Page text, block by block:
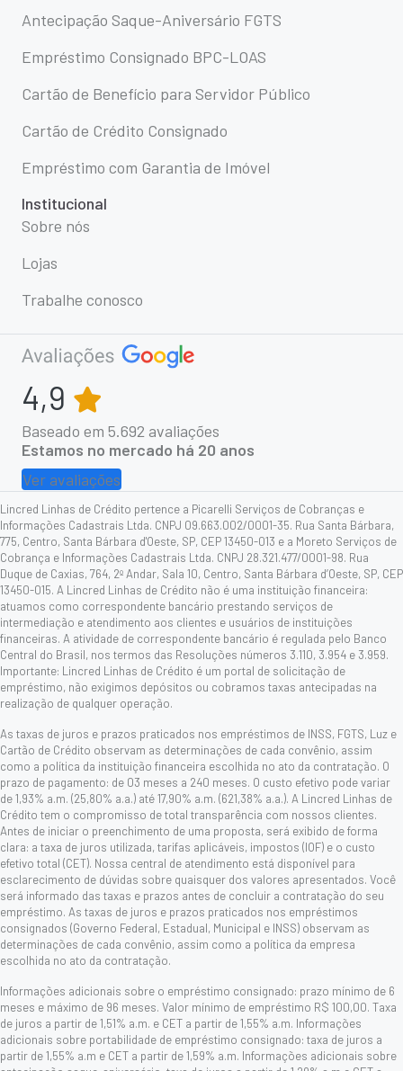
Antecipação Saque-Aniversário FGTS
Empréstimo Consignado BPC-LOAS
Cartão de Benefício para Servidor Público
Cartão de Crédito Consignado
Empréstimo com Garantia de Imóvel
Institucional
Sobre nós
Lojas
Trabalhe conosco
4,9
Baseado em 5.692 avaliações
Estamos no mercado há 20 anos
Ver avaliações
Lincred Linhas de Crédito pertence a Picarelli Serviços de Cobranças e
Informações Cadastrais Ltda. CNPJ 09.663.002/0001-35. Rua Santa Bárbara,
775, Centro, Santa Bárbara d'Oeste, SP, CEP 13450-013 e a Moreto Serviços de
Cobrança e Informações Cadastrais Ltda. CNPJ 28.321.477/0001-98. Rua
Duque de Caxias, 764, 2º Andar, Sala 10, Centro, Santa Bárbara d’Oeste, SP, CEP
13450-015. A Lincred Linhas de Crédito não é uma instituição financeira:
atuamos como correspondente bancário prestando serviços de
intermediação e atendimento aos clientes e usuários de instituições
financeiras. A atividade de correspondente bancário é regulada pelo Banco
Central do Brasil, nos termos das Resoluções números 3.110, 3.954 e 3.959.
Importante: Lincred Linhas de Crédito é um portal de solicitação de
empréstimo, não exigimos depósitos ou cobramos taxas antecipadas na
realização de qualquer operação.
As taxas de juros e prazos praticados nos empréstimos de INSS, FGTS, Luz e
Cartão de Crédito observam as determinações de cada convênio, assim
como a política da instituição financeira escolhida no ato da contratação. O
prazo de pagamento: de 03 meses a 240 meses. O custo efetivo pode variar
de 1,93% a.m. (25,80% a.a.) até 17,90% a.m. (621,38% a.a.). A Lincred Linhas de
Crédito tem o compromisso de total transparência com nossos clientes.
Antes de iniciar o preenchimento de uma proposta, será exibido de forma
clara: a taxa de juros utilizada, tarifas aplicáveis, impostos (IOF) e o custo
efetivo total (CET). Nossa central de atendimento está disponível para
esclarecimento de dúvidas sobre quaisquer dos valores apresentados. Você
será informado das taxas e prazos antes de concluir a contratação do seu
empréstimo. As taxas de juros e prazos praticados nos empréstimos
consignados (Governo Federal, Estadual, Municipal e INSS) observam as
determinações de cada convênio, assim como a política da empresa
escolhida no ato da contratação.
Informações adicionais sobre o empréstimo consignado: prazo mínimo de 6
meses e máximo de 96 meses. Valor mínimo de empréstimo R$ 100,00. Taxa
de juros a partir de 1,51% a.m. e CET a partir de 1,55% a.m. Informações
adicionais sobre portabilidade de empréstimo consignado: taxa de juros a
partir de 1,55% a.m e CET a partir de 1,59% a.m. Informações adicionais sobre